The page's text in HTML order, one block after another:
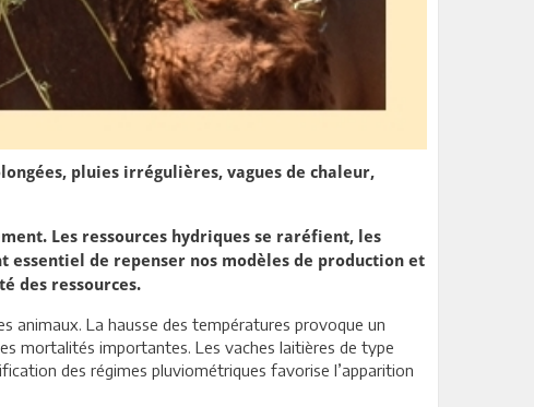
pluies irrégulières, vagues de chaleur,
Les ressources hydriques se raréfient, les
de repenser nos modèles de production et
des ressources.
animaux. La hausse des températures provoque un
mortalités importantes. Les vaches laitières de type
des régimes pluviométriques favorise l’apparition